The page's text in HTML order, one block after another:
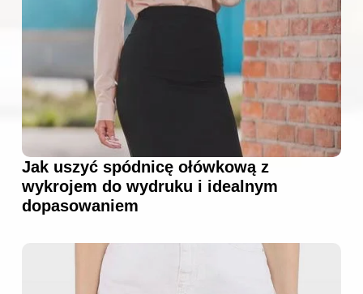
Jak uszyć spódnicę ołówkową z
wykrojem do wydruku i idealnym
dopasowaniem